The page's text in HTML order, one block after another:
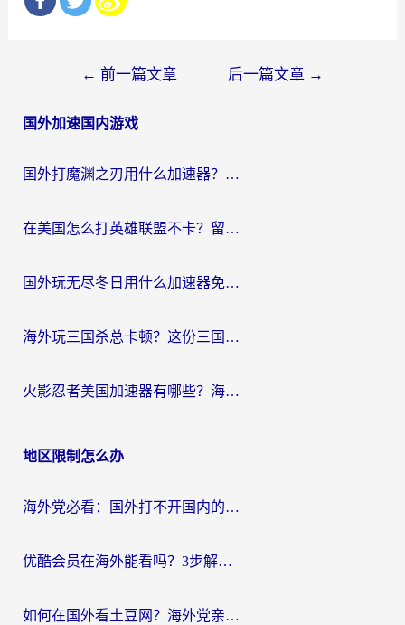
导
← 前一篇文章 后一篇文章 →
国外加速国内游戏
国外打魔渊之刃用什么加速器？2026海外玩家国服游戏加速全攻略（附闪耀暖暖&复苏的魔女避坑指南）
在美国怎么打英雄联盟不卡？留学生亲测的国服游戏加速全攻略
国外玩无尽冬日用什么加速器免费？海外党国服游戏加速避坑指南
海外玩三国杀总卡顿？这份三国杀游戏加速器指南帮你告别延迟烦恼
火影忍者美国加速器有哪些？海外党亲测的国服游戏加速全攻略（含菲律宾玩三国之刃守望黎明技巧）
地区限制怎么办
海外党必看：国外打不开国内的app怎么办？3步解决你的乡愁
优酷会员在海外能看吗？3步解决海外追剧难题，附实测好用加速器推荐
如何在国外看土豆网？海外党亲测有效的追剧加速器选择指南